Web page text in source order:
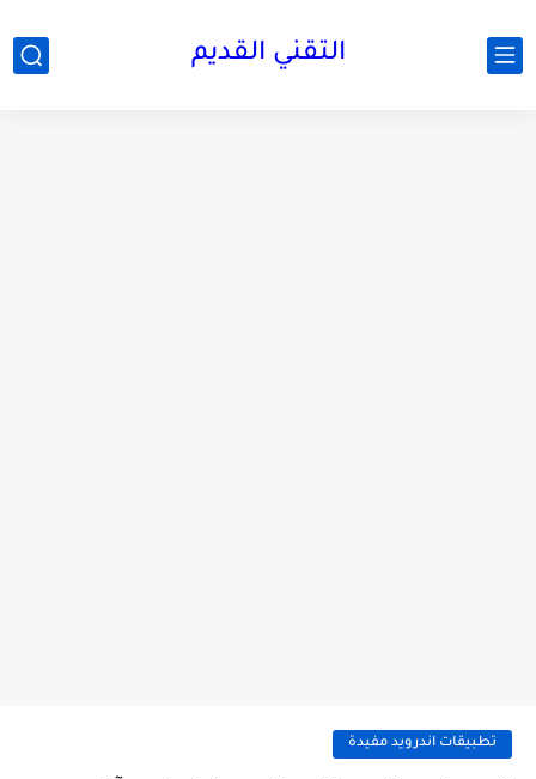
التقني القديم
تطبيقات اندرويد مفيدة